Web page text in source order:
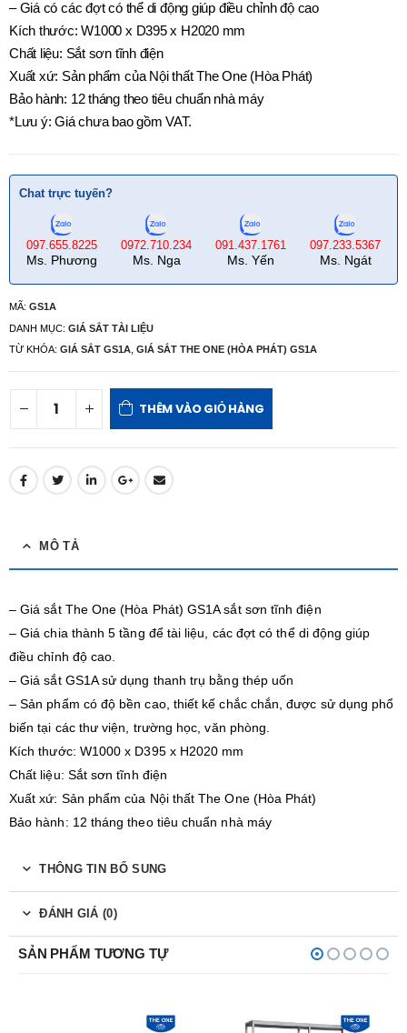
– Giá có các đợt có thể di động giúp điều chỉnh độ cao
Kích thước: W1000 x D395 x H2020 mm
Chất liệu: Sắt sơn tĩnh điện
Xuất xứ: Sản phẩm của Nội thất The One (Hòa Phát)
Bảo hành: 12 tháng theo tiêu chuẩn nhà máy
*Lưu ý: Giá chưa bao gồm VAT.
Chat trực tuyến?
097.655.8225
Ms. Phương
0972.710.234
Ms. Nga
091.437.1761
Ms. Yến
097.233.5367
Ms. Ngát
MÃ: GS1A
DANH MỤC: GIÁ SẮT TÀI LIỆU
TỪ KHÓA: GIÁ SẮT GS1A GIÁ SẮT THE ONE (HÒA PHÁT) GS1A
THÊM VÀO GIỎ HÀNG
MÔ TẢ
– Giá sắt The One (Hòa Phát) GS1A sắt sơn tĩnh điện
– Giá chia thành 5 tầng để tài liệu, các đợt có thể di động giúp
điều chỉnh độ cao.
– Giá sắt GS1A sử dụng thanh trụ bằng thép uốn
– Sản phẩm có độ bền cao, thiết kế chắc chắn, được sử dụng phổ
biến tại các thư viện, trường học, văn phòng.
Kích thước: W1000 x D395 x H2020 mm
Chất liệu: Sắt sơn tĩnh điện
Xuất xứ: Sản phẩm của Nội thất The One (Hòa Phát)
Bảo hành: 12 tháng theo tiêu chuẩn nhà máy
THÔNG TIN BỔ SUNG
ĐÁNH GIÁ (0)
SẢN PHẨM TƯƠNG TỰ